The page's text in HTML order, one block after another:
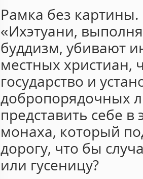
Рамка без картины.
«Ихэтуани,
буддизм, убивают
местных христиан,
государство и
добропорядочных
представить себе в
монаха, который
дорогу, что бы
или гусеницу?